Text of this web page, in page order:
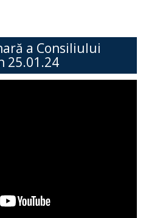
a Consiliului
25.01.24